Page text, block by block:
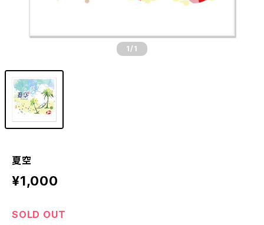
1 /1
夏空
¥1,000
SOLD OUT